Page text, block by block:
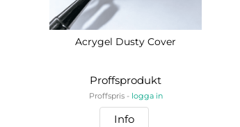
Acrygel Dusty Cover
Proffsprodukt
Proffspris - logga in
Info